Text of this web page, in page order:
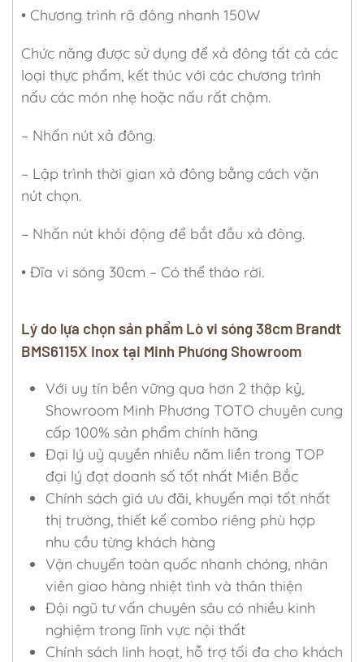
• Chương trình rã đông nhanh 150W
Chức năng được sử dụng để xả đông tất cả các
loại thực phẩm, kết thúc với các chương trình
nấu các món nhẹ hoặc nấu rất chậm.
– Nhấn nút xả đông.
– Lập trình thời gian xả đông bằng cách vặn
nút chọn.
– Nhấn nút khỏi động để bắt đầu xả đông.
• Ðĩa vi sóng 30cm – Có thể tháo rời.
Lý do lựa chọn sản phẩm Lò vi sóng 38cm Brandt
BMS6115X Inox tại Minh Phương Showroom
Với uy tín bền vững qua hơn 2 thập kỷ,
Showroom Minh Phương TOTO chuyên cung
cấp 100% sản phẩm chính hãng
Đại lý uỷ quyền nhiều năm liền trong TOP
đại lý đạt doanh số tốt nhất Miền Bắc
Chính sách giá ưu đãi, khuyến mại tốt nhất
thị trường, thiết kế combo riêng phù hợp
nhu cầu từng khách hàng
Vận chuyển toàn quốc nhanh chóng, nhân
viên giao hàng nhiệt tình và thân thiện
Đội ngũ tư vấn chuyên sâu có nhiều kinh
nghiệm trong lĩnh vực nội thất
Chính sách linh hoạt, hỗ trợ tối đa cho khách